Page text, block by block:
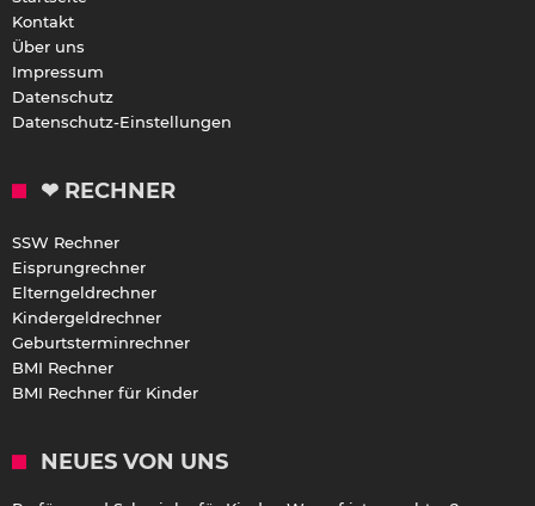
Kontakt
Über uns
Impressum
Datenschutz
Datenschutz-Einstellungen
❤ RECHNER
SSW Rechner
Eisprungrechner
Elterngeldrechner
Kindergeldrechner
Geburtsterminrechner
BMI Rechner
BMI Rechner für Kinder
NEUES VON UNS